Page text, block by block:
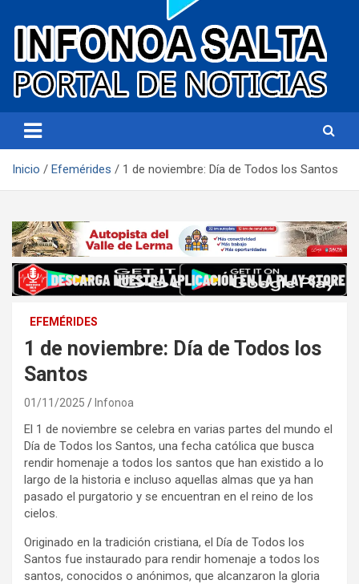
Infonoa Salta
Inicio Efemérides 1 de noviembre: Día de Todos los Santos
EFEMÉRIDES
1 de noviembre: Día de Todos los
Santos
01/11/2025 Infonoa
El 1 de noviembre se celebra en varias partes del mundo el
Día de Todos los Santos, una fecha católica que busca
rendir homenaje a todos los santos que han existido a lo
largo de la historia e incluso aquellas almas que ya han
pasado el purgatorio y se encuentran en el reino de los
cielos.
Originado en la tradición cristiana, el Día de Todos los
Santos fue instaurado para rendir homenaje a todos los
santos, conocidos o anónimos, que alcanzaron la gloria